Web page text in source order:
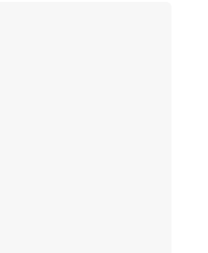
комплектацию
58 ; +7 (999) 676-